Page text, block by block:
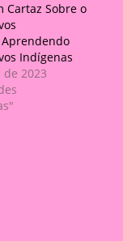
Cartaz Sobre o
Indígenas
2023